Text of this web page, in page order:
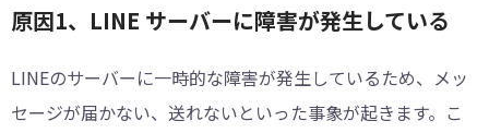
原因1、LINE サーバーに障害が発生している
LINEのサーバーに一時的な障害が発生しているため、メッ
セージが届かない、送れないといった事象が起きます。こ